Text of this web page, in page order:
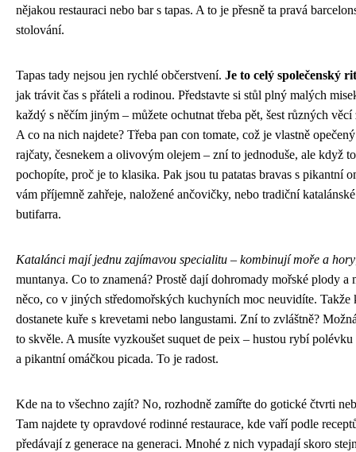
nějakou restauraci nebo bar s tapas. A to je přesně ta pravá
stolování.
Tapas tady nejsou jen rychlé občerstvení. Je to celý společenský
jak trávit čas s přáteli a rodinou. Představte si stůl plný malých
každý s něčím jiným – můžete ochutnat třeba pět, šest různých věcí
A co na nich najdete? Třeba pan con tomate, což je vlastně
rajčaty, česnekem a olivovým olejem – zní to jednoduše, ale když
pochopíte, proč je to klasika. Pak jsou tu patatas bravas s pikantní
vám příjemně zahřeje, naložené ančovičky, nebo tradiční
butifarra.
Katalánci mají jednu zajímavou specialitu – kombinují moře a hory
muntanya. Co to znamená? Prostě dají dohromady mořské plody a
něco, co v jiných středomořských kuchyních moc neuvidíte. Takže
dostanete kuře s krevetami nebo langustami. Zní to zvláštně?
to skvěle. A musíte vyzkoušet suquet de peix – hustou rybí polévku
a pikantní omáčkou picada. To je radost.
Kde na to všechno zajít? No, rozhodně zamířte do gotické čtvrti
Tam najdete ty opravdové rodinné restaurace, kde vaří podle
předávají z generace na generaci. Mnohé z nich vypadají skoro